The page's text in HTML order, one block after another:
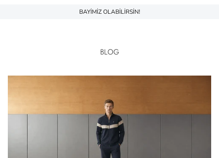
BAYİMİZ OLABİLİRSİN!
BLOG